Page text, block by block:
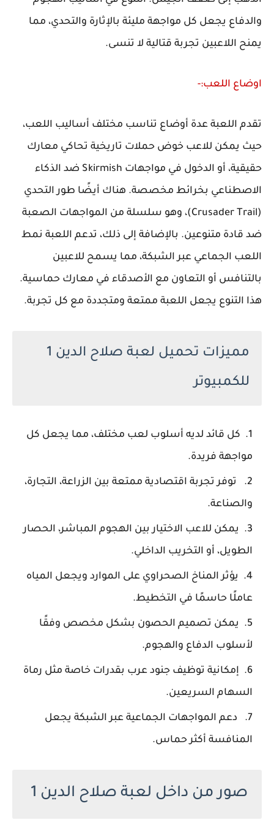
والدفاع يجعل كل مواجهة مليئة بالإثارة والتحدي، مما
يمنح اللاعبين تجربة قتالية لا تنسى.
اوضاع اللعب:-
تقدم اللعبة عدة أوضاع تناسب مختلف أساليب اللعب،
حيث يمكن للاعب خوض حملات تاريخية تحاكي معارك
حقيقية، أو الدخول في مواجهات Skirmish ضد الذكاء
الاصطناعي بخرائط مخصصة. هناك أيضًا طور التحدي
(Crusader Trail)، وهو سلسلة من المواجهات الصعبة
ضد قادة متنوعين. بالإضافة إلى ذلك، تدعم اللعبة نمط
اللعب الجماعي عبر الشبكة، مما يسمح للاعبين
بالتنافس أو التعاون مع الأصدقاء في معارك حماسية.
هذا التنوع يجعل اللعبة ممتعة ومتجددة مع كل تجربة.
مميزات تحميل لعبة صلاح الدين 1
للكمبيوتر
كل قائد لديه أسلوب لعب مختلف، مما يجعل كل
مواجهة فريدة.
توفر تجربة اقتصادية ممتعة بين الزراعة، التجارة،
والصناعة.
يمكن للاعب الاختيار بين الهجوم المباشر، الحصار
الطويل، أو التخريب الداخلي.
يؤثر المناخ الصحراوي على الموارد ويجعل المياه
عاملًا حاسمًا في التخطيط.
يمكن تصميم الحصون بشكل مخصص وفقًا
لأسلوب الدفاع والهجوم.
إمكانية توظيف جنود عرب بقدرات خاصة مثل رماة
السهام السريعين.
دعم المواجهات الجماعية عبر الشبكة يجعل
المنافسة أكثر حماس.
صور من داخل لعبة صلاح الدين 1